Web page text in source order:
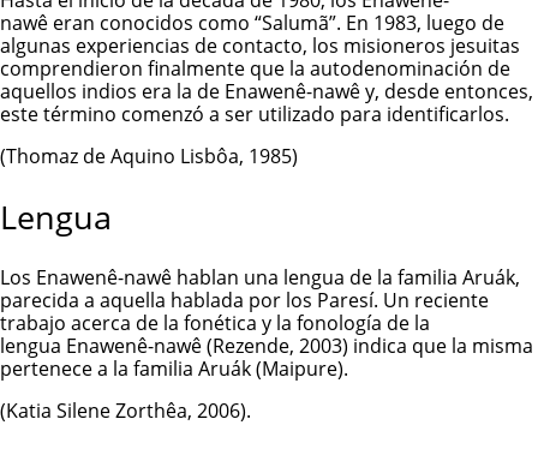
nawê eran conocidos como “Salumã”. En 1983, luego de
algunas experiencias de contacto, los misioneros jesuitas
comprendieron finalmente que la autodenominación de
aquellos indios era la de Enawenê-nawê y, desde entonces,
este término comenzó a ser utilizado para identificarlos.
(Thomaz de Aquino Lisbôa, 1985)
Lengua
Los Enawenê-nawê hablan una lengua de la familia Aruák,
parecida a aquella hablada por los Paresí. Un reciente
trabajo acerca de la fonética y la fonología de la
lengua Enawenê-nawê(Rezende, 2003) indica que la misma
pertenece a la familia Aruák (Maipure).
(Katia Silene Zorthêa, 2006).